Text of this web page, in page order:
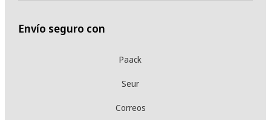
Envío seguro con
Paack
Seur
Correos